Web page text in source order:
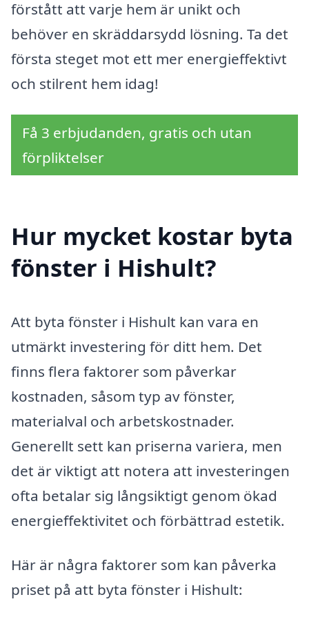
förstått att varje hem är unikt och
behöver en skräddarsydd lösning. Ta det
första steget mot ett mer energieffektivt
och stilrent hem idag!
Få 3 erbjudanden, gratis och utan
förpliktelser
Hur mycket kostar byta
fönster i Hishult?
Att byta fönster i Hishult kan vara en
utmärkt investering för ditt hem. Det
finns flera faktorer som påverkar
kostnaden, såsom typ av fönster,
materialval och arbetskostnader.
Generellt sett kan priserna variera, men
det är viktigt att notera att investeringen
ofta betalar sig långsiktigt genom ökad
energieffektivitet och förbättrad estetik.
Här är några faktorer som kan påverka
priset på att byta fönster i Hishult: